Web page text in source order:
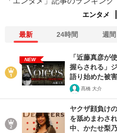
エンタメ
最新 24時間 週間
NEW
「近藤真彦が
握らされる」
語り始めた被
髙橋 大介
ヤクザ顔負け
を舐めまわさ
中、かたせ梨